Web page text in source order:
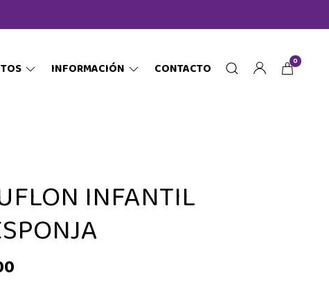
INFORMACIÓN CONTACTO 0
INFANTIL